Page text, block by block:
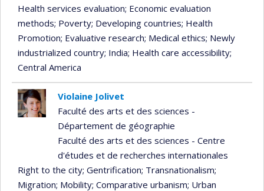
Health services evaluation; Economic evaluation
methods; Poverty; Developing countries; Health
Promotion; Evaluative research; Medical ethics; Newly
industrialized country; India; Health care accessibility;
Central America
Violaine Jolivet
Faculté des arts et des sciences -
Département de géographie
Faculté des arts et des sciences - Centre
d'études et de recherches internationales
Right to the city; Gentrification; Transnationalism;
Migration; Mobility; Comparative urbanism; Urban